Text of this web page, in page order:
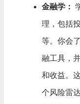
金融学：
理，包括
等。你会
融工具，
和收益。
个风险雷